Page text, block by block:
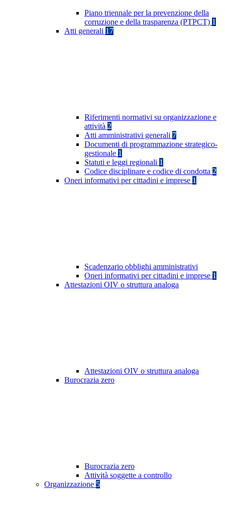
Piano triennale per la prevenzione della
corruzione e della trasparenza (PTPCT) 1
Atti generali 17
Riferimenti normativi su organizzazione e
attività 2
Atti amministrativi generali 7
Documenti di programmazione strategico-
gestionale 1
Statuti e leggi regionali 1
Codice disciplinare e codice di condotta 2
Oneri informativi per cittadini e imprese 1
Scadenzario obblighi amministrativi
Oneri informativi per cittadini e imprese 1
Attestazioni OIV o struttura analoga
Attestazioni OIV o struttura analoga
Burocrazia zero
Burocrazia zero
Attività soggette a controllo
Organizzazione 5